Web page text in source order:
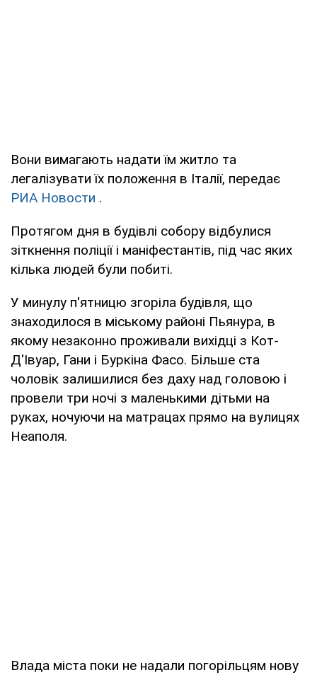
Вони вимагають надати їм житло та
легалізувати їх положення в Італії, передає
РИА Новости .
Протягом дня в будівлі собору відбулися
зіткнення поліції і маніфестантів, під час яких
кілька людей були побиті.
У минулу п'ятницю згоріла будівля, що
знаходилося в міському районі Пьянура, в
якому незаконно проживали вихідці з Кот-
Д'Івуар, Гани і Буркіна Фасо. Більше ста
чоловік залишилися без даху над головою і
провели три ночі з маленькими дітьми на
руках, ночуючи на матрацах прямо на вулицях
Неаполя.
Влада міста поки не надали погорільцям нову